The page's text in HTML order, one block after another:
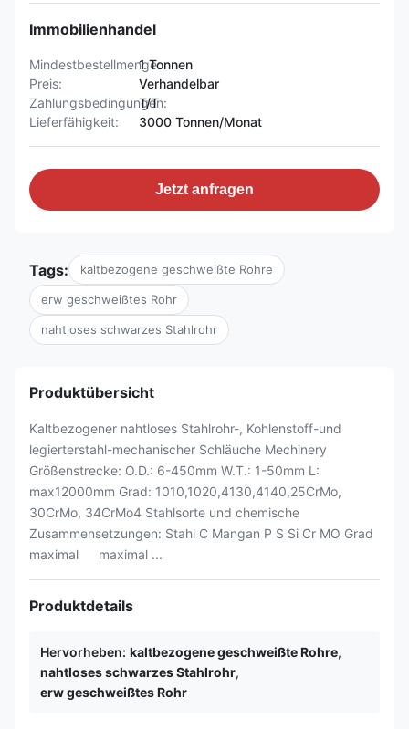
Immobilienhandel
Mindestbestellmenge:1 Tonnen
Preis:
Verhandelbar
Zahlungsbedingungen:
T/T
Lieferfähigkeit:
3000 Tonnen/Monat
Jetzt anfragen
Tags: kaltbezogene geschweißte Rohre
erw geschweißtes Rohr
nahtloses schwarzes Stahlrohr
Produktübersicht
Kaltbezogener nahtloses Stahlrohr-, Kohlenstoff-und
legierterstahl-mechanischer Schläuche Mechinery
Größenstrecke: O.D.: 6-450mm W.T.: 1-50mm L:
max12000mm Grad: 1010,1020,4130,4140,25CrMo,
30CrMo, 34CrMo4 Stahlsorte und chemische
Zusammensetzungen: Stahl C Mangan P S Si Cr MO Grad
maximal maximal ...
Produktdetails
Hervorheben: kaltbezogene geschweißte Rohre,
nahtloses schwarzes Stahlrohr,
erw geschweißtes Rohr